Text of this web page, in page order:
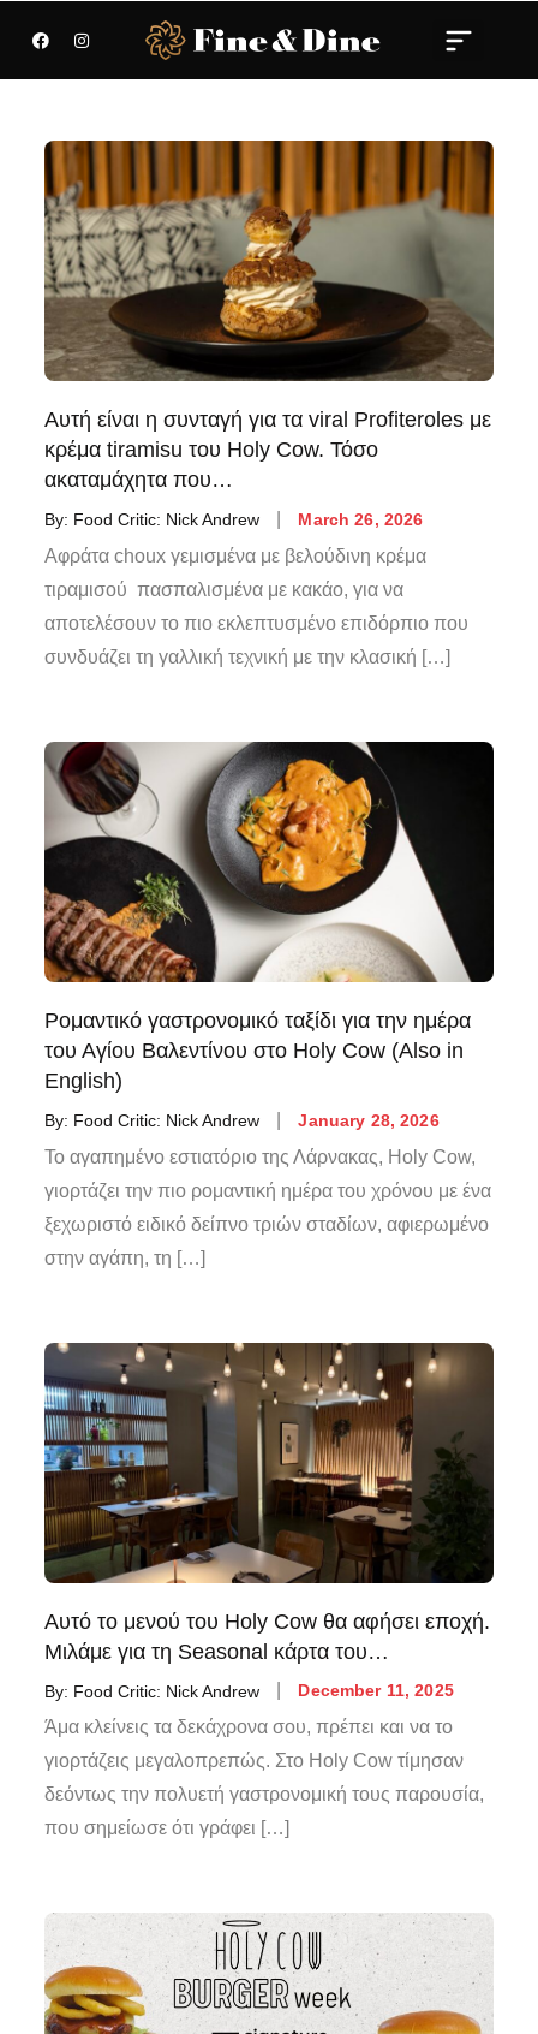
Αυτή είναι η συνταγή για τα viral Profiteroles με
κρέμα tiramisu του Holy Cow. Τόσο
ακαταμάχητα που…
By: Food Critic: Nick Andrew March 26, 2026
Αφράτα choux γεμισμένα με βελούδινη κρέμα
τιραμισού πασπαλισμένα με κακάο, για να
αποτελέσουν το πιο εκλεπτυσμένο επιδόρπιο που
συνδυάζει τη γαλλική τεχνική με την κλασική […]
Ρομαντικό γαστρονομικό ταξίδι για την ημέρα
του Αγίου Βαλεντίνου στο Holy Cow (Also in
English)
By: Food Critic: Nick Andrew January 28, 2026
Το αγαπημένο εστιατόριο της Λάρνακας, Holy Cow,
γιορτάζει την πιο ρομαντική ημέρα του χρόνου με ένα
ξεχωριστό ειδικό δείπνο τριών σταδίων, αφιερωμένο
στην αγάπη, τη […]
Αυτό το μενού του Holy Cow θα αφήσει εποχή.
Μιλάμε για τη Seasonal κάρτα του…
By: Food Critic: Nick Andrew December 11, 2025
Άμα κλείνεις τα δεκάχρονα σου, πρέπει και να το
γιορτάζεις μεγαλοπρεπώς. Στο Holy Cow τίμησαν
δεόντως την πολυετή γαστρονομική τους παρουσία,
που σημείωσε ότι γράφει […]